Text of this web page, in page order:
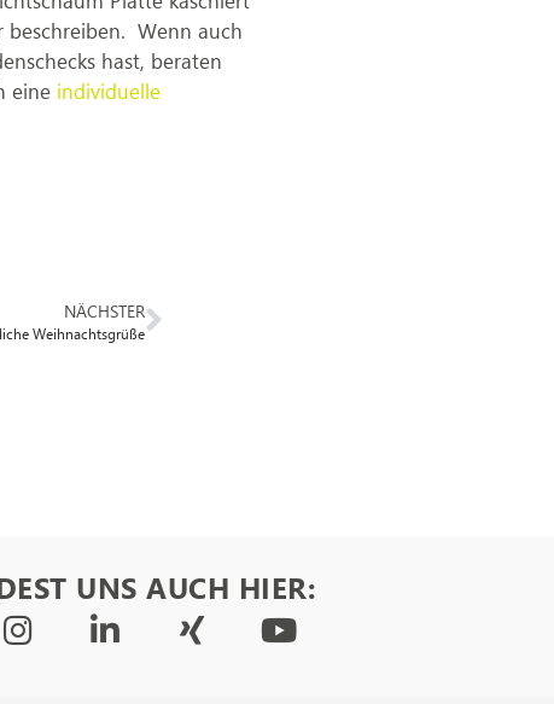
beschreiben. Wenn auch
hast, beraten
eine individuelle
NÄCHSTER
Weihnachtsgrüße
UNS AUCH HIER: